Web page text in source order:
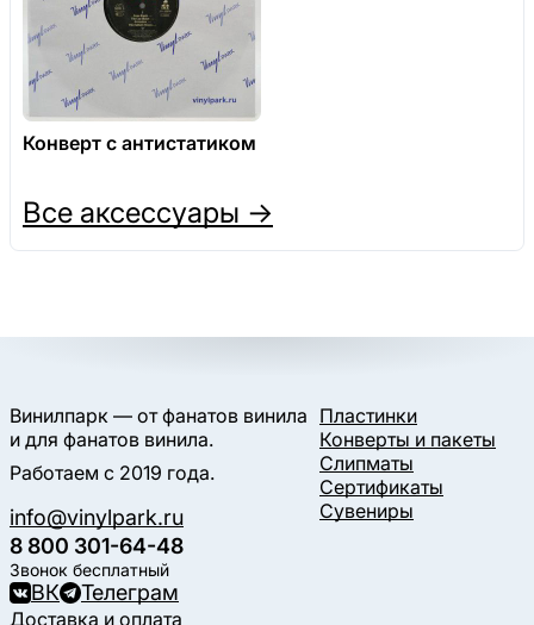
Конверт с антистатиком
Все аксессуары →
Винилпарк — от фанатов винила
и для фанатов винила.
Работаем с 2019 года.
info@vinylpark.ru
8 800 301-64-48
Звонок бесплатный
ВК Телеграм
Пластинки
Конверты и пакеты
Слипматы
Сертификаты
Сувениры
Доставка и оплата